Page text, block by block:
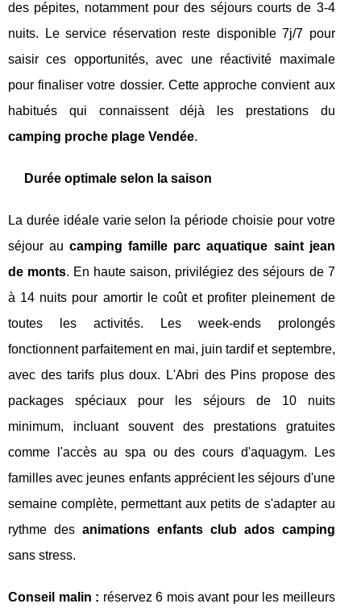
des pépites, notamment pour des séjours courts de 3-4
nuits. Le service réservation reste disponible 7j/7 pour
saisir ces opportunités, avec une réactivité maximale
pour finaliser votre dossier. Cette approche convient aux
habitués qui connaissent déjà les prestations du
camping proche plage Vendée.
Durée optimale selon la saison
La durée idéale varie selon la période choisie pour votre
séjour aucamping famille parc aquatique saint jean
de monts. En haute saison, privilégiez des séjours de 7
à 14 nuits pour amortir le coût et profiter pleinement de
toutes les activités. Les week-ends prolongés
fonctionnent parfaitement en mai, juin tardif et septembre,
avec des tarifs plus doux. L'Abri des Pins propose des
packages spéciaux pour les séjours de 10 nuits
minimum, incluant souvent des prestations gratuites
comme l'accès au spa ou des cours d'aquagym. Les
familles avec jeunes enfants apprécient les séjours d'une
semaine complète, permettant aux petits de s'adapter au
rythme des animations enfants club ados camping
sans stress.
Conseil malin : réservez 6 mois avant pour les meilleurs